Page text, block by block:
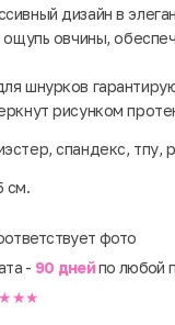
дизайн в
ощупь овчины,
шнурков
рисунком
спандекс, тпу,
см.
фото
- 90 днейпо любой